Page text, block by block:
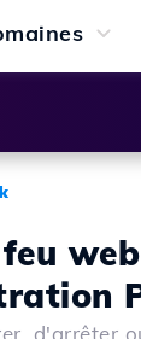
d'arrêter